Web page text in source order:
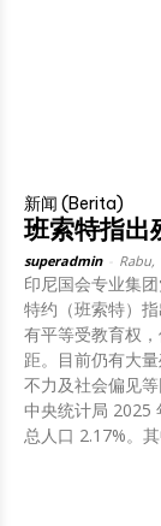
新闻 (Berita)
班索特指出
superadmin Rabu,
印尼国会专业集
特约（班索特）
有平等受教育权
距。目前仍有大
不力及社会偏见
中央统计局 2025
总人口 2.17%。